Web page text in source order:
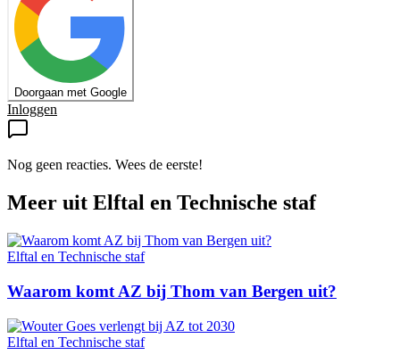
Doorgaan met Google
Inloggen
Nog geen reacties. Wees de eerste!
Meer uit Elftal en Technische staf
Elftal en Technische staf
Waarom komt AZ bij Thom van Bergen uit?
Elftal en Technische staf